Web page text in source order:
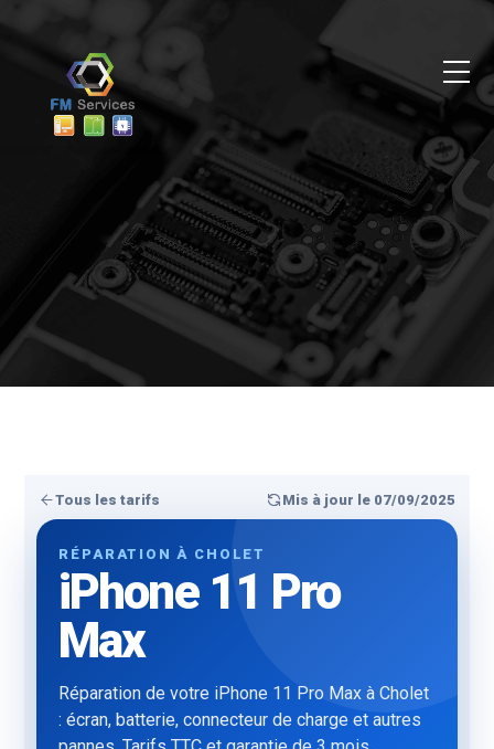
Tous les tarifs Mis à jour le 07/09/2025
RÉPARATION À CHOLET
iPhone 11 Pro
Max
Réparation de votre iPhone 11 Pro Max à Cholet
: écran, batterie, connecteur de charge et autres